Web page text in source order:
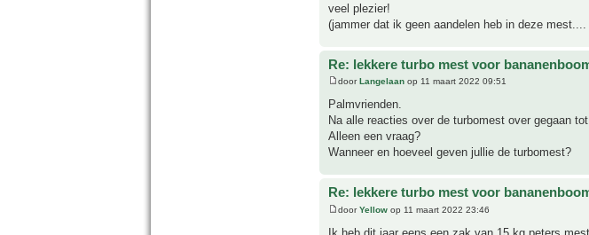
veel plezier!
(jammer dat ik geen aandelen heb in deze
Re: lekkere turbo mest voor
door Langelaan op 11 maart 2022 09:51
Palmvrienden.
Na alle reacties over de turbomest over gegaan
Alleen een vraag?
Wanneer en hoeveel geven jullie de turbomest?
Re: lekkere turbo mest voor
doorYellow op 11 maart 2022 23:46